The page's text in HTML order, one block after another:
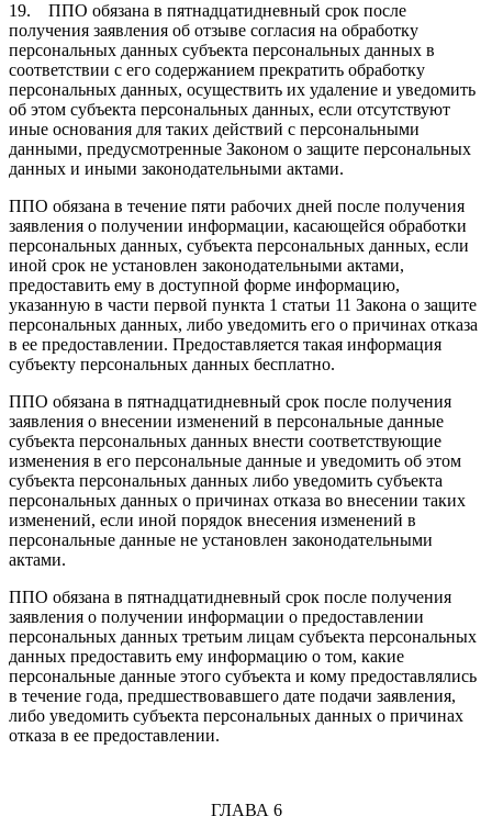
19. ППО обязана в пятнадцатидневный срок после
получения заявления об отзыве согласия на обработку
персональных данных субъекта персональных данных в
соответствии с его содержанием прекратить обработку
персональных данных, осуществить их удаление и уведомить
об этом субъекта персональных данных, если отсутствуют
иные основания для таких действий с персональными
данными, предусмотренные Законом о защите персональных
данных и иными законодательными актами.
ППО обязана в течение пяти рабочих дней после получения
заявления о получении информации, касающейся обработки
персональных данных, субъекта персональных данных, если
иной срок не установлен законодательными актами,
предоставить ему в доступной форме информацию,
указанную в части первой пункта 1 статьи 11 Закона о защите
персональных данных, либо уведомить его о причинах отказа
в ее предоставлении. Предоставляется такая информация
субъекту персональных данных бесплатно.
ППО обязана в пятнадцатидневный срок после получения
заявления о внесении изменений в персональные данные
субъекта персональных данных внести соответствующие
изменения в его персональные данные и уведомить об этом
субъекта персональных данных либо уведомить субъекта
персональных данных о причинах отказа во внесении таких
изменений, если иной порядок внесения изменений в
персональные данные не установлен законодательными
актами.
ППО обязана в пятнадцатидневный срок после получения
заявления о получении информации о предоставлении
персональных данных третьим лицам субъекта персональных
данных предоставить ему информацию о том, какие
персональные данные этого субъекта и кому предоставлялись
в течение года, предшествовавшего дате подачи заявления,
либо уведомить субъекта персональных данных о причинах
отказа в ее предоставлении.
ГЛАВА 6